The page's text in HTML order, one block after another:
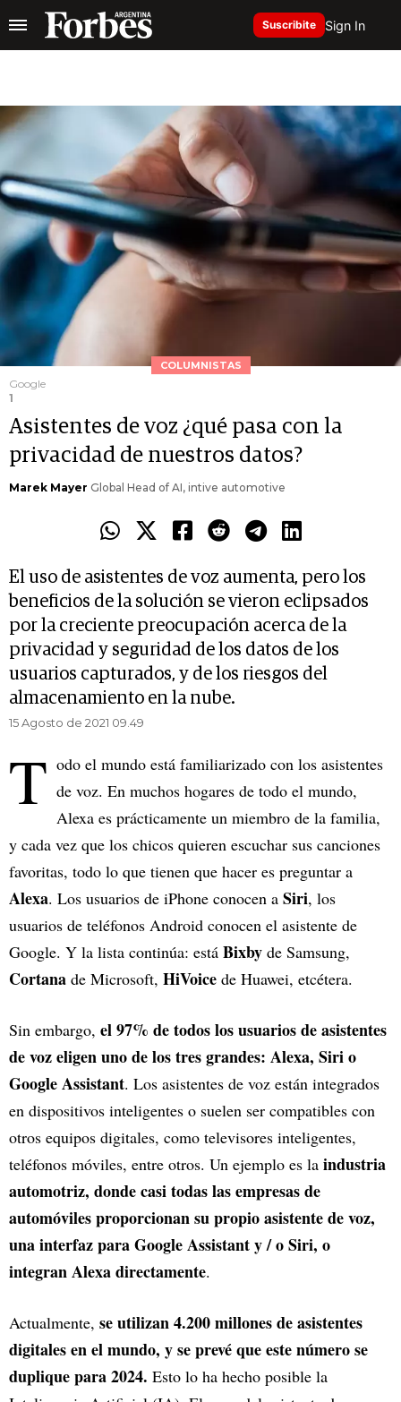
Suscribite Sign In
COLUMNISTAS
Google
1
Asistentes de voz ¿qué pasa con la
privacidad de nuestros datos?
Marek Mayer Global Head of AI, intive automotive
El uso de asistentes de voz aumenta, pero los
beneficios de la solución se vieron eclipsados
por la creciente preocupación acerca de la
privacidad y seguridad de los datos de los
usuarios capturados, y de los riesgos del
almacenamiento en la nube.
15 Agosto de 2021 09.49
T odo el mundo está familiarizado con los asistentes
de voz. En muchos hogares de todo el mundo,
Alexa es prácticamente un miembro de la familia,
y cada vez que los chicos quieren escuchar sus canciones
favoritas, todo lo que tienen que hacer es preguntar a
Alexa. Los usuarios de iPhone conocen a Siri, los
usuarios de teléfonos Android conocen el asistente de
Google. Y la lista continúa: está Bixby de Samsung,
Cortana de Microsoft, HiVoice de Huawei, etcétera.
Sin embargo, el 97% de todos los usuarios de asistentes
de voz eligen uno de los tres grandes: Alexa, Siri o
Google Assistant. Los asistentes de voz están integrados
en dispositivos inteligentes o suelen ser compatibles con
otros equipos digitales, como televisores inteligentes,
teléfonos móviles, entre otros. Un ejemplo es la industria
automotriz, donde casi todas las empresas de
automóviles proporcionan su propio asistente de voz,
una interfaz para Google Assistant y / o Siri, o
integran Alexa directamente.
Actualmente, se utilizan 4.200 millones de asistentes
digitales en el mundo, y se prevé que este número se
duplique para 2024. Esto lo ha hecho posible la